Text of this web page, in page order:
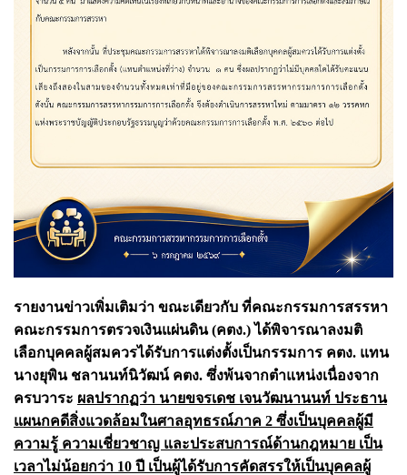
รายงานข่าวเพิ่มเติมว่า ขณะเดียวกับ ที่คณะกรรมการสรรหา
คณะกรรมการตรวจเงินแผ่นดิน (คตง.) ได้พิจารณาลงมติ
เลือกบุคคลผู้สมควรได้รับการแต่งตั้งเป็นกรรมการ คตง. แทน
นางยุพิน ชลานนท์นิวัฒน์ คตง. ซึ่งพ้นจากตำแหน่งเนื่องจาก
ครบวาระ ผลปรากฏว่า นายขจรเดช เจนวัฒนานนท์ ประธาน
แผนกคดีสิ่งแวดล้อมในศาลอุทธรณ์ภาค 2 ซึ่งเป็นบุคคลผู้มี
ความรู้ ความเชี่ยวชาญ และประสบการณ์ด้านกฎหมาย เป็น
เวลาไม่น้อยกว่า 10 ปี เป็นผู้ได้รับการคัดสรรให้เป็นบุคคลผู้